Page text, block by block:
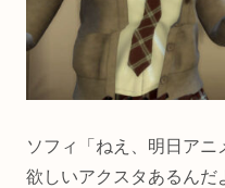
ソフィ「ねえ、明日アニ
欲しいアクスタあるんだ